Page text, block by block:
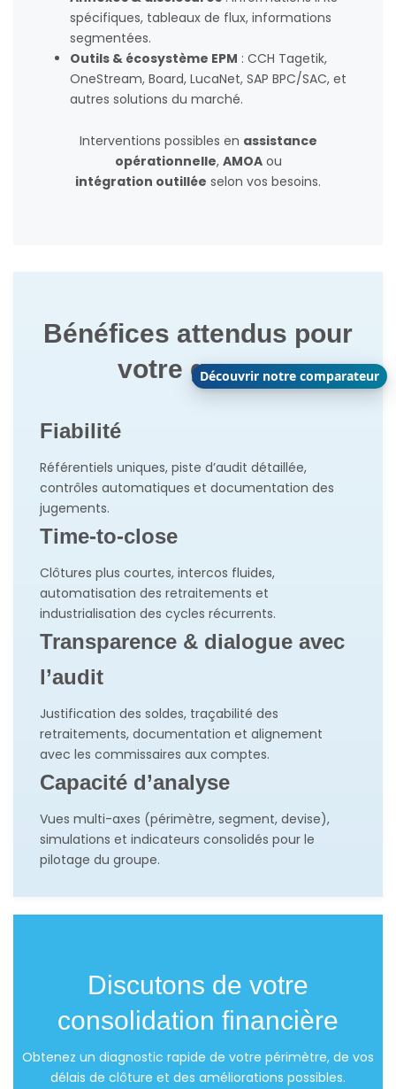
spécifiques, tableaux de flux, informations
segmentées.
Outils & écosystème EPM : CCH Tagetik,
OneStream, Board, LucaNet, SAP BPC/SAC, et
autres solutions du marché.
Interventions possibles en assistance
opérationnelle, AMOAou
intégration outillée selon vos besoins.
Bénéfices attendus pour
votre groupe
Fiabilité
Référentiels uniques, piste d’audit détaillée,
contrôles automatiques et documentation des
jugements.
Time-to-close
Clôtures plus courtes, intercos fluides,
automatisation des retraitements et
industrialisation des cycles récurrents.
Transparence & dialogue avec
l’audit
Justification des soldes, traçabilité des
retraitements, documentation et alignement
avec les commissaires aux comptes.
Capacité d’analyse
Vues multi-axes (périmètre, segment, devise),
simulations et indicateurs consolidés pour le
pilotage du groupe.
Discutons de votre
consolidation financière
Obtenez un diagnostic rapide de votre périmètre, de vos
délais de clôture et des améliorations possibles.
Découvrir notre comparateur